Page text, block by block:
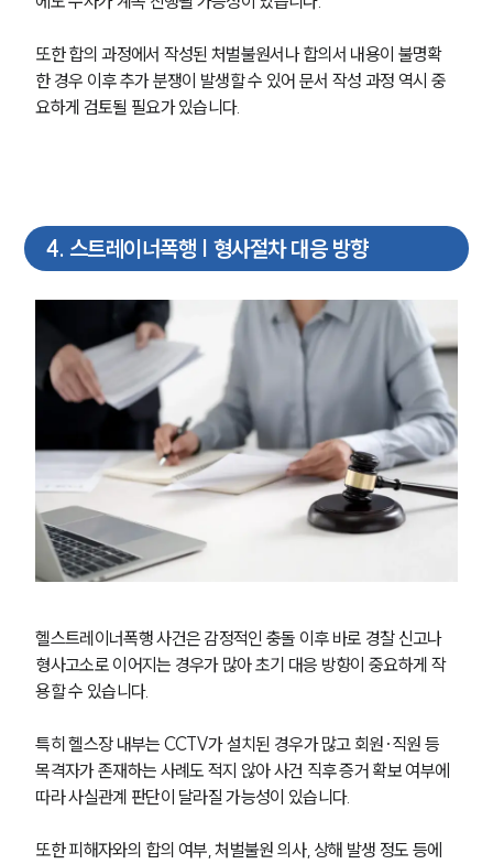
형사전문변호사
소식/자료
법률서식
뉴스레터/브로슈어
세미나
대륜법률상담예약
대륜법률상담예약
또한 합의 과정에서 작성된 처벌불원서나 합의서 내용이 불명확
한 경우 이후 추가 분쟁이 발생할 수 있어 문서 작성 과정 역시 중
요하게 검토될 필요가 있습니다.
4. 스트레이너폭행 | 형사절차 대응 방향
헬스트레이너폭행 사건은 감정적인 충돌 이후 바로 경찰 신고나
형사고소로 이어지는 경우가 많아 초기 대응 방향이 중요하게 작
용할 수 있습니다.
특히 헬스장 내부는 CCTV가 설치된 경우가 많고 회원·직원 등
목격자가 존재하는 사례도 적지 않아 사건 직후 증거 확보 여부에
따라 사실관계 판단이 달라질 가능성이 있습니다.
또한 피해자와의 합의 여부, 처벌불원 의사, 상해 발생 정도 등에